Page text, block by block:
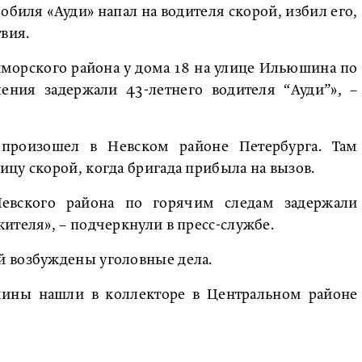
«Ауди» напал на водителя скорой, избил его,
района у дома 18 на улице Ильюшина по
задержали 43-летнего водителя “Ауди”», –
в Невском районе Петербурга. Там
скорой, когда бригада прибыла на вызов.
района по горячим следам задержали
– подчеркнули в пресс-службе.
возбуждены уголовные дела.
нашли в коллекторе в Центральном районе